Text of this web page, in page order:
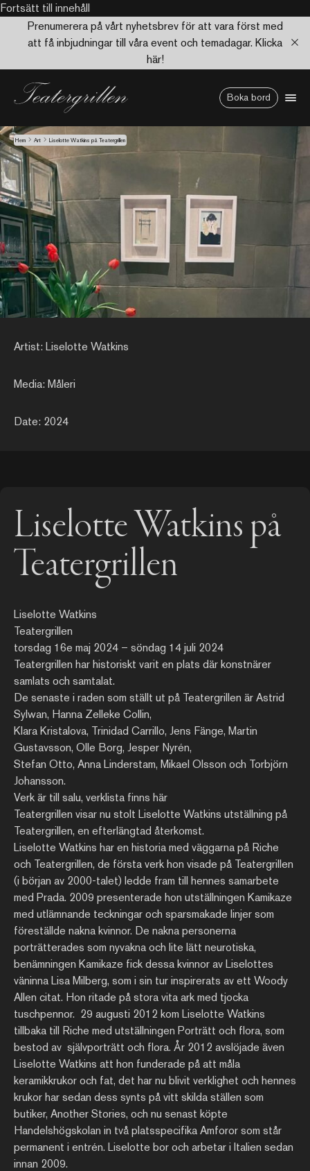
Fortsätt till innehåll
Prenumerera på vårt nyhetsbrev för att vara först med
att få inbjudningar till våra event och temadagar. Klicka
här!
Boka bord
Hem Art Liselotte Watkins på Teatergrillen
Artist: Liselotte Watkins
Media: Måleri
Date: 2024
Liselotte Watkins på
Teatergrillen
Liselotte Watkins
Teatergrillen
torsdag 16e maj 2024 – söndag 14 juli 2024
Teatergrillen har historiskt varit en plats där konstnärer
samlats och samtalat.
De senaste i raden som ställt ut på Teatergrillen är Astrid
Sylwan, Hanna Zelleke Collin,
Klara Kristalova, Trinidad Carrillo, Jens Fänge, Martin
Gustavsson, Olle Borg, Jesper Nyrén,
Stefan Otto, Anna Linderstam, Mikael Olsson och Torbjörn
Johansson.
Verk är till salu, verklista finns här
Teatergrillen visar nu stolt Liselotte Watkins utställning på
Teatergrillen, en efterlängtad återkomst.
Liselotte Watkins har en historia med väggarna på Riche
och Teatergrillen, de första verk hon visade på Teatergrillen
(i början av 2000-talet) ledde fram till hennes samarbete
med Prada. 2009 presenterade hon utställningen Kamikaze
med utlämnande teckningar och sparsmakade linjer som
föreställde nakna kvinnor. De nakna personerna
porträtterades som nyvakna och lite lätt neurotiska,
benämningen Kamikaze fick dessa kvinnor av Liselottes
väninna Lisa Milberg, som i sin tur inspirerats av ett Woody
Allen citat. Hon ritade på stora vita ark med tjocka
tuschpennor. 29 augusti 2012 kom Liselotte Watkins
tillbaka till Riche med utställningen Porträtt och flora, som
bestod av självporträtt och flora. År 2012 avslöjade även
Liselotte Watkins att hon funderade på att måla
keramikkrukor och fat, det har nu blivit verklighet och hennes
krukor har sedan dess synts på vitt skilda ställen som
butiker, Another Stories, och nu senast köpte
Handelshögskolan in två platsspecifika Amforor som står
permanent i entrén. Liselotte bor och arbetar i Italien sedan
innan 2009.